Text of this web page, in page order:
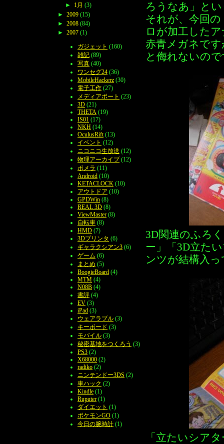
ろうなあ」と
それが、今回
ロが加工した
赤青メガネで
と侮れないの
3D関連のふろ
ー」「3D立た
ンツが結構入
「立たいシア
►
1月 (3)
► 2009 (15)
► 2008 (84)
► 2007 (1)
ガジェット (160)
雑記 (89)
写真 (40)
ワンセグ24 (36)
MobileHackerz (30)
電子工作 (27)
メディアポート (23)
3D (21)
THETA (19)
IS01 (17)
NKH (14)
OculusRift (13)
イベント (12)
ニコニコ生放送 (12)
物理アーカイブ (12)
ポメラ (11)
Android (10)
KETACLOCK (10)
アウトドア (10)
GPDWin (8)
REAL 3D (8)
ViewMaster (8)
自転車 (8)
HMD (7)
3Dプリンタ (6)
ギャラクシアン3 (6)
ゲーム (6)
まとめ (5)
BoogieBoard (4)
MTM (4)
N08B (4)
書評 (4)
EV (3)
iPad (3)
ウェアラブル (3)
キーボード (3)
モバイル (3)
秘密基地をつくろう (3)
PS3 (2)
X68000 (2)
radiko (2)
ニンテンドー3DS (2)
車ハック (2)
Kindle (1)
Ruputer (1)
ダイエット (1)
ポケモンGO (1)
今日の腕時計 (1)